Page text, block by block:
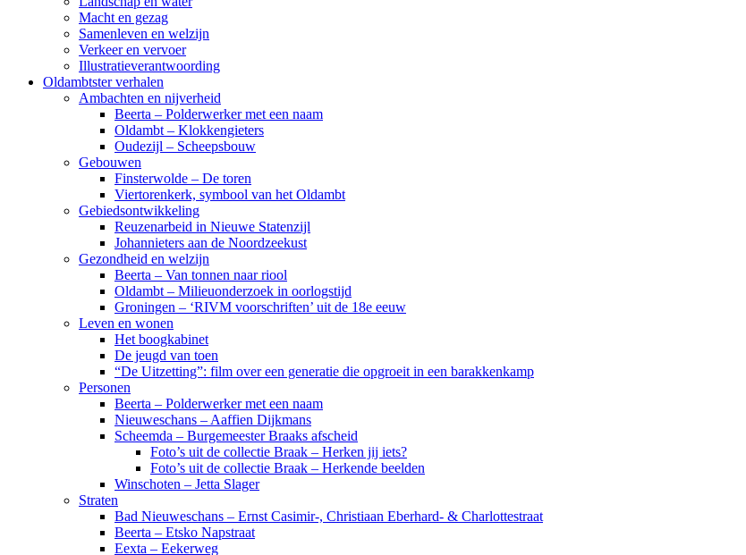
Macht en gezag
Samenleven en welzijn
Verkeer en vervoer
Illustratieverantwoording
Oldambtster verhalen
Ambachten en nijverheid
Beerta – Polderwerker met een naam
Oldambt – Klokkengieters
Oudezijl – Scheepsbouw
Gebouwen
Finsterwolde – De toren
Viertorenkerk, symbool van het Oldambt
Gebiedsontwikkeling
Reuzenarbeid in Nieuwe Statenzijl
Johannieters aan de Noordzeekust
Gezondheid en welzijn
Beerta – Van tonnen naar riool
Oldambt – Milieuonderzoek in oorlogstijd
Groningen – ‘RIVM voorschriften’ uit de 18e eeuw
Leven en wonen
Het boogkabinet
De jeugd van toen
“De Uitzetting”: film over een generatie die opgroeit in een barakkenkamp
Personen
Beerta – Polderwerker met een naam
Nieuweschans – Aaffien Dijkmans
Scheemda – Burgemeester Braaks afscheid
Foto’s uit de collectie Braak – Herken jij iets?
Foto’s uit de collectie Braak – Herkende beelden
Winschoten – Jetta Slager
Straten
Bad Nieuweschans – Ernst Casimir-, Christiaan Eberhard- & Charlottestraat
Beerta – Etsko Napstraat
Eexta – Eekerweg